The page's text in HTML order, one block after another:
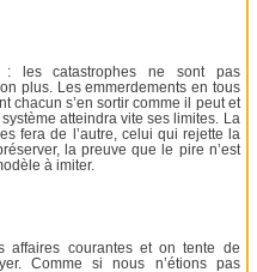
: les catastrophes ne sont pas
plus. Les emmerdements en tous
chacun s’en sortir comme il peut et
atteindra vite ses limites. La
fera de l’autre, celui qui rejette la
la preuve que le pire n’est
à imiter.
affaires courantes et on tente de
Comme si nous n’étions pas